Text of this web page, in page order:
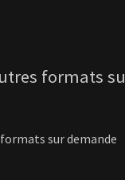
sur demande